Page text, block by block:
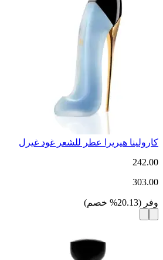
كارولينا هيريرا عطر للشعر غود غيرل
242.00
303.00
وفر (
20.13
% خصم)